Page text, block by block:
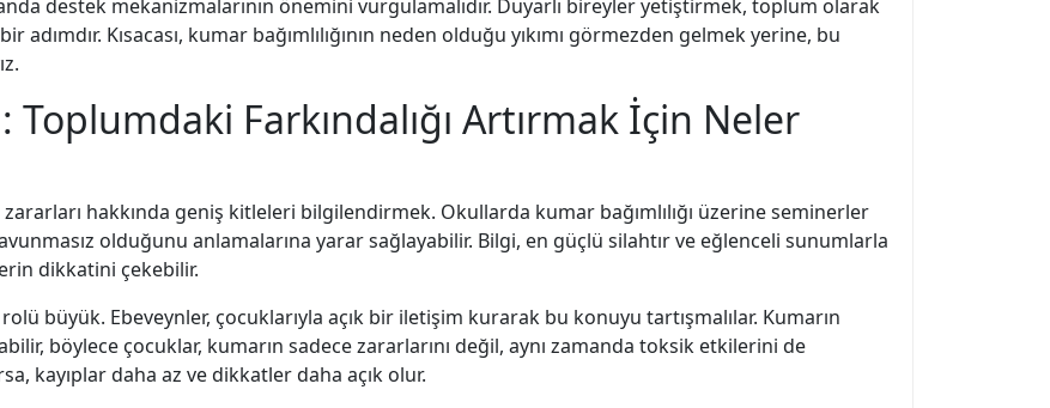
destek mekanizmalarının önemini vurgulamalıdır. Duyarlı bireyler yetiştirmek, toplum olarak
adımdır. Kısacası, kumar bağımlılığının neden olduğu yıkımı görmezden gelmek yerine, bu
Toplumdaki Farkındalığı Artırmak İçin Neler
zararları hakkında geniş kitleleri bilgilendirmek. Okullarda kumar bağımlılığı üzerine seminerler
olduğunu anlamalarına yarar sağlayabilir. Bilgi, en güçlü silahtır ve eğlenceli sunumlarla
dikkatini çekebilir.
büyük. Ebeveynler, çocuklarıyla açık bir iletişim kurarak bu konuyu tartışmalılar. Kumarın
böylece çocuklar, kumarın sadece zararlarını değil, aynı zamanda toksik etkilerini de
kayıplar daha az ve dikkatler daha açık olur.